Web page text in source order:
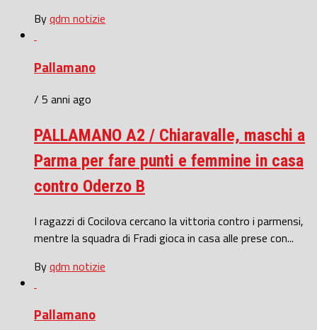
Byqdm notizie
Pallamano
/ 5 anni ago
PALLAMANO A2 / Chiaravalle, maschi a
Parma per fare punti e femmine in casa
contro Oderzo B
I ragazzi di Cocilova cercano la vittoria contro i parmensi,
mentre la squadra di Fradi gioca in casa alle prese con...
Byqdm notizie
Pallamano